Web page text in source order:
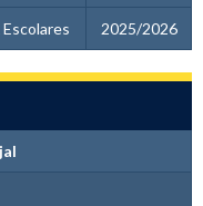
Escolares 2025/2026